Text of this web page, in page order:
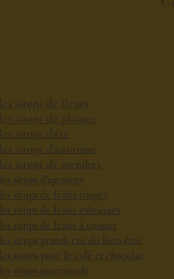
les sirops de fleurs
les sirops de plantes
les sirops d'été
les sirops d'automne
les sirops de menthes
les sirops d'agrumes
les sirops de fruits rouges
les sirops de fruits exotiques
les sirops de fruits à coques
les sirops grands cru du bien-être
les sirops pour le café et chocolat
les sirops gourmands